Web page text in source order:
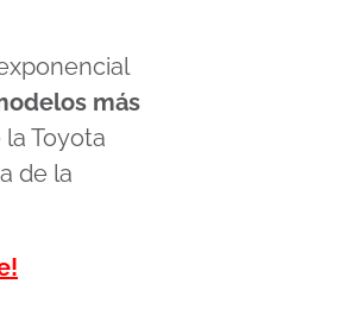
más
Toyota
de la